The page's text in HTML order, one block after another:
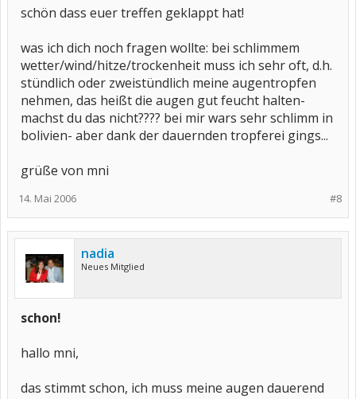
schön dass euer treffen geklappt hat!
was ich dich noch fragen wollte: bei schlimmem
wetter/wind/hitze/trockenheit muss ich sehr oft, d.h.
stündlich oder zweistündlich meine augentropfen
nehmen, das heißt die augen gut feucht halten-
machst du das nicht???? bei mir wars sehr schlimm in
bolivien- aber dank der dauernden tropferei gings...
grüße von mni
#8
14. Mai 2006
nadia
Neues Mitglied
schon!
hallo mni,
das stimmt schon, ich muss meine augen dauerend